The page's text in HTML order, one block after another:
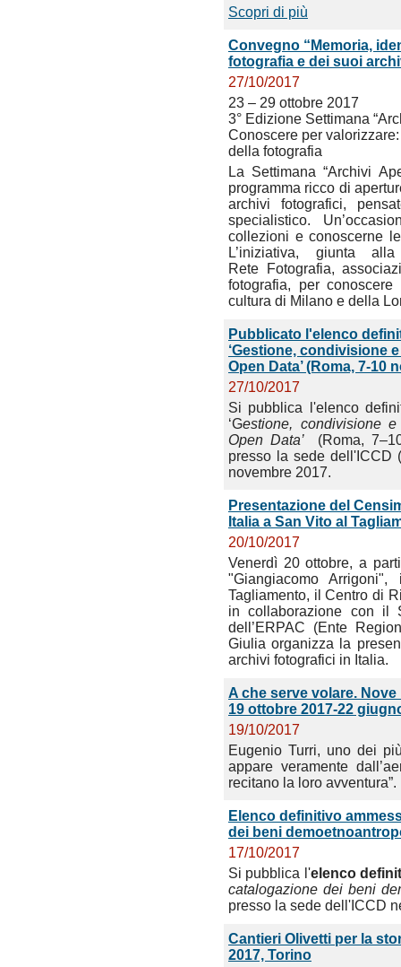
Scopri di più
Convegno “Memoria,
fotografia e dei suoi
27/10/2017
23 – 29 ottobre 2017
3° Edizione Settimana
Conoscere per
della fotografia
La Settimana “Archivi
programma ricco di
archivi fotografici,
specialistico.
collezioni e conoscerne
L’iniziativa, giunta
Rete Fotografia,
fotografia, per
cultura di Milano e della
Pubblicato l'elenco
‘Gestione, condivisione
Open Data’ (Roma, 7-10
27/10/2017
Si pubblica l'elenco
‘Gestione, condivisione
Open Data’ (Roma,
presso la sede
novembre 2017.
Presentazione del
Italia a San Vito al
20/10/2017
Venerdì 20 ottobre, a
"Giangiacomo
Tagliamento, il Centro di
in collaborazione con il
dell’ERPAC (Ente
Giulia organizza la
archivi fotografici in Italia.
A che serve volare.
19 ottobre 2017-22
19/10/2017
Eugenio Turri, uno dei
appare veramente
recitano la loro avventura”.
Elenco definitivo
dei beni
17/10/2017
Si pubblica l'elenco
catalogazione dei beni
presso la sede dell'ICCD
Cantieri Olivetti per la
2017, Torino